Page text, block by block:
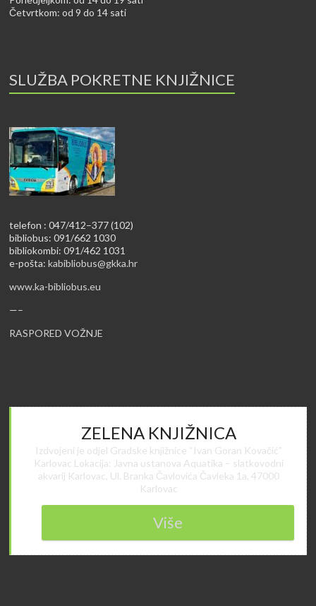
Četvrtkom: od 9 do 14 sati
SLUŽBA POKRETNE KNJIŽNICE
telefon : 047/412–377 (102)
bibliobus: 091/662 1030
bibliokombi: 091/462 1031
e-pošta:kabibliobus@gkka.hr
www.ka-bibliobus.eu
—–
RASPORED VOŽNJE
ZELENA KNJIŽNICA
Izdvojeni je odjel Gradske knjižnice “Ivan Goran Kovačić”
Karlovac Lokacija: Javna ustanova Aquatika – slatkovodni
akvarij Karlovac, Ul. Branka Čavlovića Čavleka 1a, 47000
Karlovac
Više